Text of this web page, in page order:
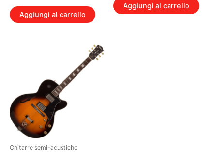
Aggiungi al carrello
Aggiungi al carrello
Chitarre semi-acustiche